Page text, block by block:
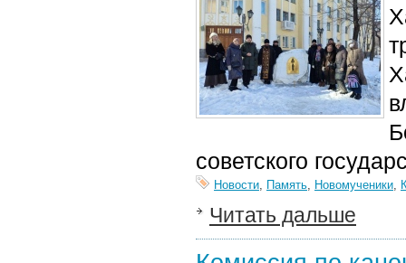
советского
Новости, Память, Новомученики,
Читать дальше